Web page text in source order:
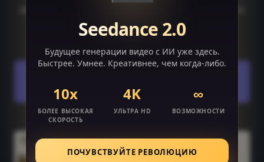
загрузок или установок не требуется.
аниме!
Seedance 2.0
Будущее генерации видео с ИИ уже здесь.
Быстрее. Умнее. Креативнее, чем когда-либо.
10x
БОЛЕЕ ВЫСОКАЯ
СКОРОСТЬ
4K
УЛЬТРА HD
∞
ВОЗМОЖНОСТИ
ПОЧУВСТВУЙТЕ РЕВОЛЮЦИЮ